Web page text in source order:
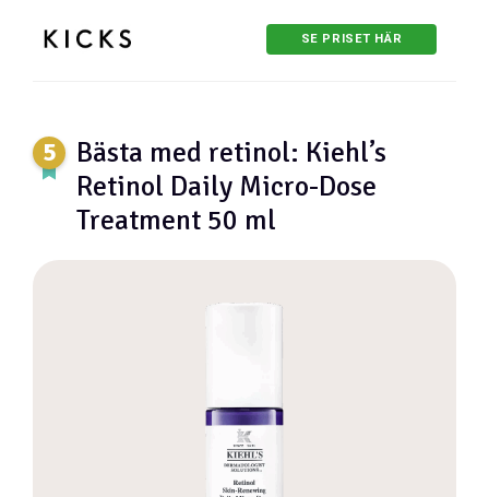
SE PRISET HÄR
Bästa med retinol: Kiehl’s
Retinol Daily Micro-Dose
Treatment 50 ml